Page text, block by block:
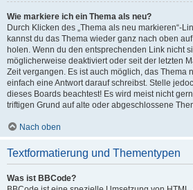
Wie markiere ich ein Thema als neu?
Durch Klicken des „Thema als neu markieren“-
kannst du das Thema wieder ganz nach oben
holen. Wenn du den entsprechenden Link nicht
möglicherweise deaktiviert oder seit der letzten
Zeit vergangen. Es ist auch möglich, das Thema
einfach eine Antwort darauf schreibst. Stelle
dieses Boards beachtest! Es wird meist nicht
triftigen Grund auf alte oder abgeschlossene
Nach oben
Textformatierung und Thementypen
Was ist BBCode?